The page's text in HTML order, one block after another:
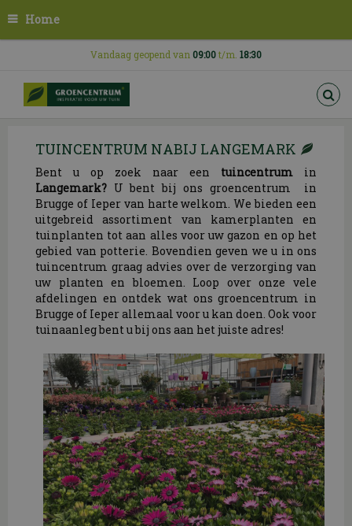
n
Home
Vandaag geopend van 09:00t/m. 18:30
TUINCENTRUM NABIJ LANGEMARK
Bent u op zoek naar een tuincentrum in
Langemark? U bent bij ons groencentrum in
Brugge of Ieper van harte welkom. We bieden een
uitgebreid assortiment van kamerplanten en
tuinplanten tot aan alles voor uw gazon en op het
gebied van potterie. Bovendien geven we u in ons
tuincentrum graag advies over de verzorging van
uw planten en bloemen. Loop over onze vele
afdelingen en ontdek wat ons groencentrum in
Brugge of Ieper allemaal voor u kan doen. Ook voor
tuinaanleg bent u bij ons aan het juiste adres!